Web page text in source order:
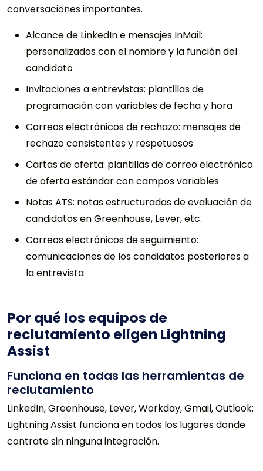
conversaciones importantes.
Alcance de LinkedIn e mensajes InMail:
personalizados con el nombre y la función del
candidato
Invitaciones a entrevistas: plantillas de
programación con variables de fecha y hora
Correos electrónicos de rechazo: mensajes de
rechazo consistentes y respetuosos
Cartas de oferta: plantillas de correo electrónico
de oferta estándar con campos variables
Notas ATS: notas estructuradas de evaluación de
candidatos en Greenhouse, Lever, etc.
Correos electrónicos de seguimiento:
comunicaciones de los candidatos posteriores a
la entrevista
Por qué los equipos de
reclutamiento eligen Lightning
Assist
Funciona en todas las herramientas de
reclutamiento
LinkedIn, Greenhouse, Lever, Workday, Gmail, Outlook:
Lightning Assist funciona en todos los lugares donde
contrate sin ninguna integración.